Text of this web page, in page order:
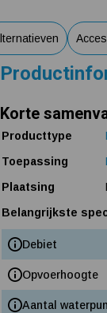
Korte
Producttype
Toepassing
Plaatsing
Belangrijkste
Debiet
Opvoerhoogte
Aantal